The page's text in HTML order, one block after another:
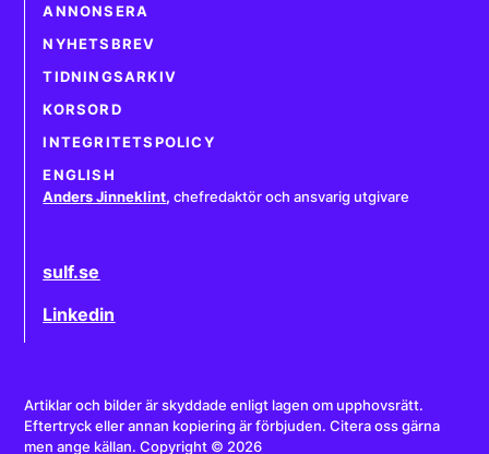
ANNONSERA
NYHETSBREV
TIDNINGSARKIV
KORSORD
INTEGRITETSPOLICY
ENGLISH
Anders Jinneklint, chefredaktör och ansvarig utgivare
sulf.se
Linkedin
Artiklar och bilder är skyddade enligt lagen om upphovsrätt.
Eftertryck eller annan kopiering är förbjuden. Citera oss gärna
men ange källan. Copyright © 2026